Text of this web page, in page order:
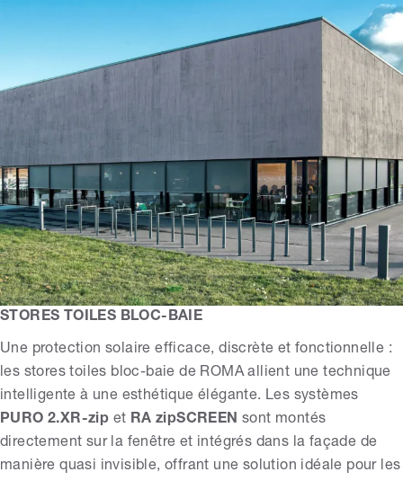
STORES TOILES BLOC-BAIE
Une protection solaire efficace, discrète et fonctionnelle :
les stores toiles bloc-baie de ROMA allient une technique
intelligente à une esthétique élégante. Les systèmes
PURO 2.XR-zip et RA zipSCREEN sont montés
directement sur la fenêtre et intégrés dans la façade de
manière quasi invisible, offrant une solution idéale pour les